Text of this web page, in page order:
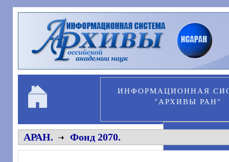
Перейти к основному содержанию
ИНФОРМАЦИОННАЯ
"АРХИВЫ РАН"
АРАН. Фонд 2070.